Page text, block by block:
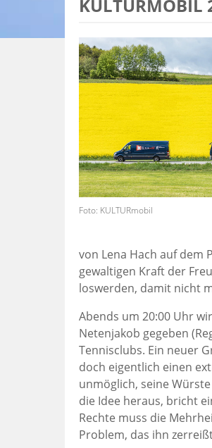
KULTURMOBIL
Foto: KULTURmobil
von Lena Hach auf dem
gewaltigen Kraft der
loswerden, damit nicht
Abends um 20:00 Uhr
Netenjakob gegeben
Tennisclubs. Ein neuer
doch eigentlich einen
unmöglich, seine
die Idee heraus, bricht
Rechte muss die
Problem, das ihn